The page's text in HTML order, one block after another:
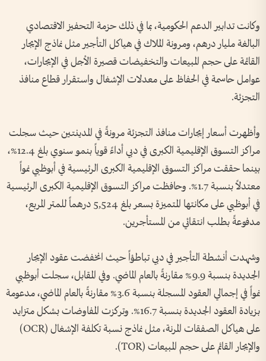
وكانت تدابير الدعم الحكومية، بما في ذلك حزمة التحفيز الاقتصادي
البالغة مليار درهم، ومرونة الملاك في هياكل التأجير مثل نماذج الإيجار
القائمة على حجم المبيعات والتخفيضات قصيرة الأجل في الإيجارات،
عوامل حاسمة في الحفاظ على معدلات الإشغال واستقرار قطاع منافذ
التجزئة.
وأظهرت أسعار إيجارات منافذ التجزئة مرونةً في المدينتين حيث سجلت
مراكز التسوق الإقليمية الكبرى في دبي أداءً قوياً بنمو سنوي بلغ 12.4%،
بينما حققت مراكز التسوق الإقليمية الكبرى الرئيسية في أبوظبي نمواً
معتدلاً بنسبة 1.7%. وحافظت مراكز التسوق الإقليمية الكبرى الرئيسية
في أبوظبي على مكانتها المتميزة بسعر بلغ 5,524 درهماً للمتر المربع،
مدفوعةً بطلب انتقائي من المستأجرين.
وشهدت أنشطة التأجير في دبي تباطؤاً حيث انخفضت عقود الإيجار
الجديدة بنسبة 9.9% مقارنةً بالعام الماضي. وفي المقابل، سجلت أبوظبي
نمواً في إجمالي العقود المسجلة بنسبة 3.6% مقارنةً بالعام الماضي، مدعومة
بزيادة العقود الجديدة بنسبة 16.7%. وتركزت المفاوضات بشكل متزايد
على هياكل الصفقات المرنة، مثل نماذج نسبة تكلفة الإشغال (OCR)
والإيجار القائم على حجم المبيعات (TOR).